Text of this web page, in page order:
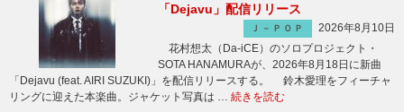
「Dejavu」配信リリース
Ｊ－ＰＯＰ
2026年8月10日
花村想太（Da-iCE）のソロプロジェクト・
SOTA HANAMURAが、2026年8月18日に新曲
「Dejavu (feat. AIRI SUZUKI)」を配信リリースする。 鈴木愛理をフィーチャ
リングに迎えた本楽曲。ジャケット写真は … 続きを読む